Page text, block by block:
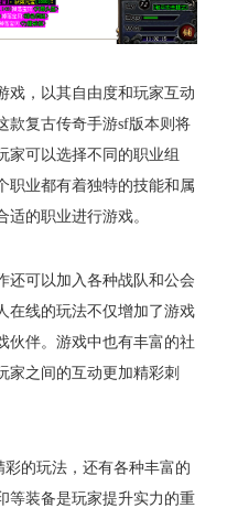
戏，以其自由度和玩家互动
款复古传奇手游sf版本则将
家可以选择不同的职业组
职业都有着独特的技能和属
的职业进行游戏。
还可以加入各种战队和公会
在线的玩法不仅增加了游戏
伙伴。游戏中也有丰富的社
家之间的互动更加精彩刺
的玩法，还有各种丰富的
等装备是玩家提升实力的重